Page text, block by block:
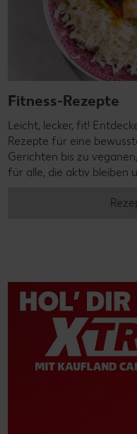
Fitness-Rezepte
Leicht, lecker, fit!
Rezepte für eine
Gerichten bis zu
für alle, die aktiv bleiben